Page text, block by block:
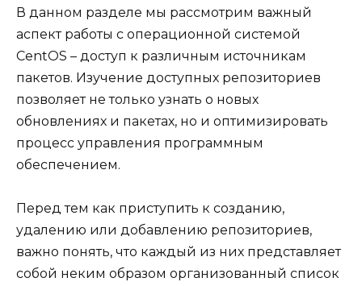
В данном разделе мы рассмотрим важный
аспект работы с операционной системой
CentOS – доступ к различным источникам
пакетов. Изучение доступных репозиториев
позволяет не только узнать о новых
обновлениях и пакетах, но и оптимизировать
процесс управления программным
обеспечением.
Перед тем как приступить к созданию,
удалению или добавлению репозиториев,
важно понять, что каждый из них представляет
собой неким образом организованный список